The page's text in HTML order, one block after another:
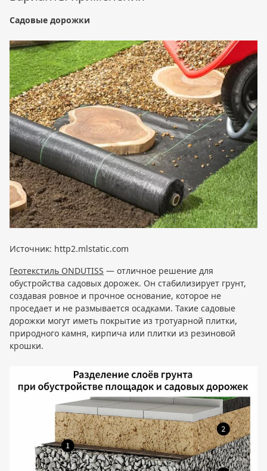
Садовые дорожки
Источник: http2.mlstatic.com
Геотекстиль ONDUTISS — отличное решение для
обустройства садовых дорожек. Он стабилизирует грунт,
создавая ровное и прочное основание, которое не
проседает и не размывается осадками. Такие садовые
дорожки могут иметь покрытие из тротуарной плитки,
природного камня, кирпича или плитки из резиновой
крошки.